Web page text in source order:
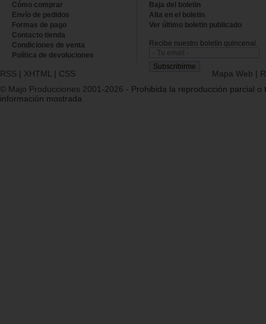
Cómo comprar
Envío de pedidos
Formas de pago
Contacto tienda
Condiciones de venta
Política de devoluciones
Baja del boletin
Alta en el boletin
Ver último boletin publicado
Recibe nuestro boletín quincenal.
RSS | XHTML | CSS Mapa Web |
© Majo Producciones 2001-2026 - Prohibida la reproducción parcial o
información mostrada